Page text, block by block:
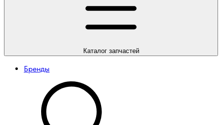
Каталогзапчастей
Бренды